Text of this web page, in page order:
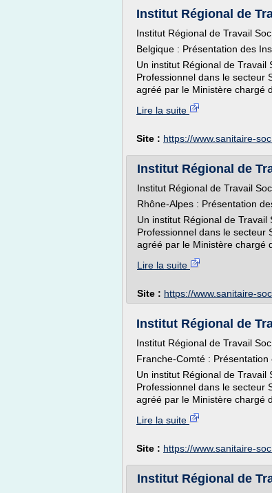
Institut Régional de
Institut Régional de Travail
Belgique : Présentation des
Un institut Régional de
Professionnel dans le secteur
agréé par le Ministère chargé
Lire la suite
Site : https://www.sanitaire-
Institut Régional de
Institut Régional de Travail
Rhône-Alpes : Présentation
Un institut Régional de
Professionnel dans le secteur
agréé par le Ministère chargé
Lire la suite
Site : https://www.sanitaire-
Institut Régional de
Institut Régional de Travail
Franche-Comté :
Un institut Régional de
Professionnel dans le secteur
agréé par le Ministère chargé
Lire la suite
Site : https://www.sanitaire-
Institut Régional de